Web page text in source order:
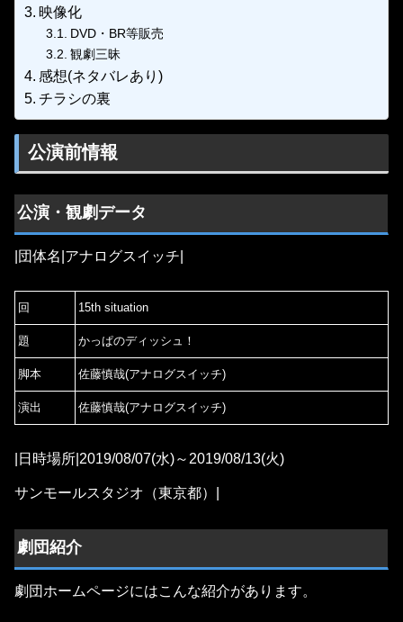
映像化
DVD・BR等販売
観劇三昧
感想(ネタバレあり)
チラシの裏
公演前情報
公演・観劇データ
|団体名|アナログスイッチ|
回 15th situation
題 かっぱのディッシュ！
脚本 佐藤慎哉(アナログスイッチ)
演出 佐藤慎哉(アナログスイッチ)
|日時場所|2019/08/07(水)～2019/08/13(火)
サンモールスタジオ（東京都）|
劇団紹介
劇団ホームページにはこんな紹介があります。